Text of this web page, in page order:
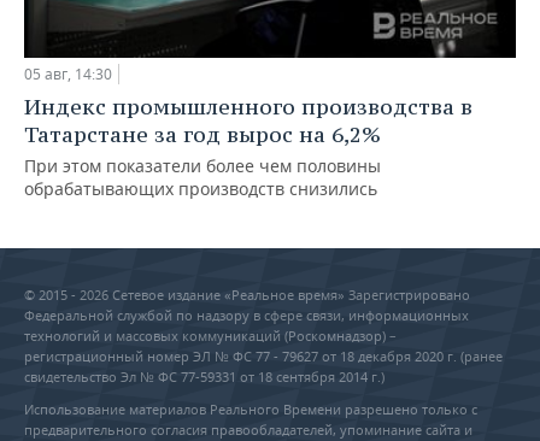
05 авг, 14:30
Индекс промышленного производства в
Татарстане за год вырос на 6,2%
При этом показатели более чем половины
обрабатывающих производств снизились
© 2015 - 2026 Сетевое издание «Реальное время» Зарегистрировано
Федеральной службой по надзору в сфере связи, информационных
технологий и массовых коммуникаций (Роскомнадзор) –
регистрационный номер ЭЛ № ФС 77 - 79627 от 18 декабря 2020 г. (ранее
свидетельство Эл № ФС 77-59331 от 18 сентября 2014 г.)
Использование материалов Реального Времени разрешено только с
предварительного согласия правообладателей, упоминание сайта и